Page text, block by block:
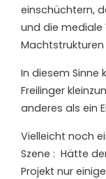
einschüchtern,
und die
In diesem Sinne
Freilinger
anderes als ein
Vielleicht noch
Szene : Hätte
Projekt nur